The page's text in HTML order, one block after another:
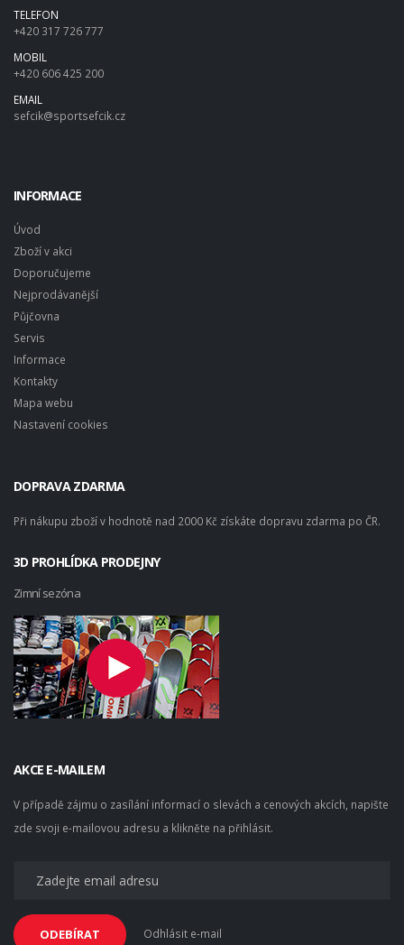
TELEFON
+420 317 726 777
MOBIL
+420 606 425 200
EMAIL
sefcik@sportsefcik.cz
INFORMACE
Úvod
Zboží v akci
Doporučujeme
Nejprodávanější
Půjčovna
Servis
Informace
Kontakty
Mapa webu
Nastavení cookies
DOPRAVA ZDARMA
Při nákupu zboží v hodnotě nad 2000 Kč získáte dopravu zdarma po ČR.
3D PROHLÍDKA PRODEJNY
Zimní sezóna
AKCE E-MAILEM
V případě zájmu o zasílání informací o slevách a cenových akcích, napište
zde svoji e-mailovou adresu a klikněte na přihlásit.
ODEBÍRAT Odhlásit e-mail